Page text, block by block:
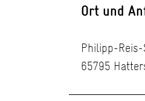
Ort und
Philipp-
65795